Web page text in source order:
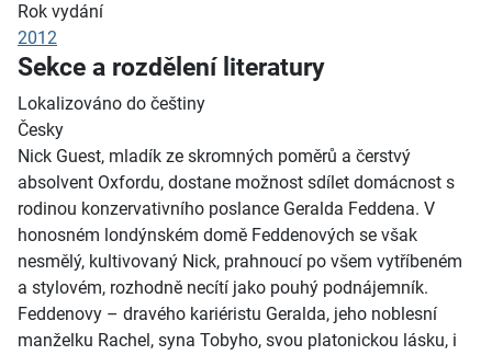
Rok vydání
2012
Sekce a rozdělení literatury
Lokalizováno do češtiny
Česky
Nick Guest, mladík ze skromných poměrů a čerstvý
absolvent Oxfordu, dostane možnost sdílet domácnost s
rodinou konzervativního poslance Geralda Feddena. V
honosném londýnském domě Feddenových se však
nesmělý, kultivovaný Nick, prahnoucí po všem vytříbeném
a stylovém, rozhodně necítí jako pouhý podnájemník.
Feddenovy – dravého kariéristu Geralda, jeho noblesní
manželku Rachel, syna Tobyho, svou platonickou lásku, i